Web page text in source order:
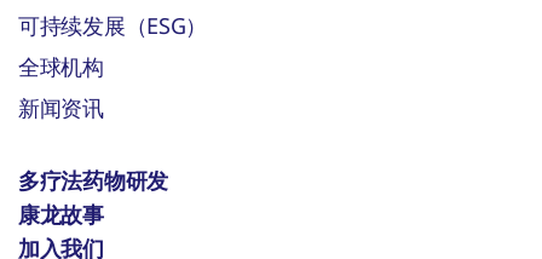
可持续发展（ESG）
全球机构
新闻资讯
多疗法药物研发
康龙故事
加入我们